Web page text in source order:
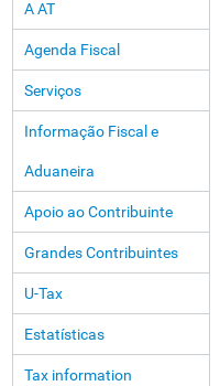
A AT
Agenda Fiscal
Serviços
Informação Fiscal e
Aduaneira
Apoio ao Contribuinte
Grandes Contribuintes
U-Tax
Estatísticas
Tax information